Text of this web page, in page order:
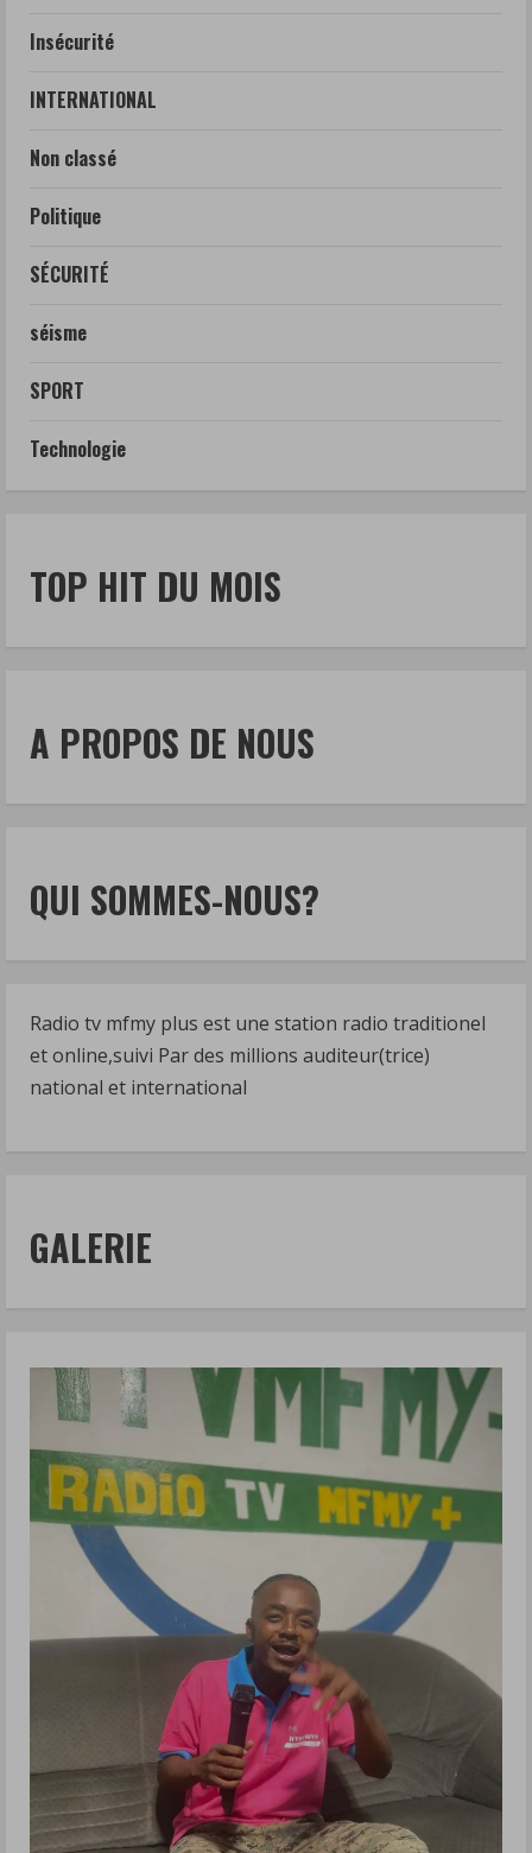
Insécurité
INTERNATIONAL
Non classé
Politique
SÉCURITÉ
séisme
SPORT
Technologie
TOP HIT DU MOIS
A PROPOS DE NOUS
QUI SOMMES-NOUS?
Radio tv mfmy plus est une station radio traditionel
et online,suivi Par des millions auditeur(trice)
national et international
GALERIE